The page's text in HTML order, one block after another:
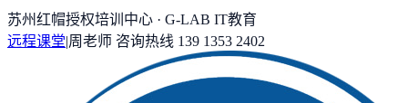
苏州红帽授权培训中心 · G-LAB IT教育
远程课堂|周老师 咨询热线 139 1353 2402